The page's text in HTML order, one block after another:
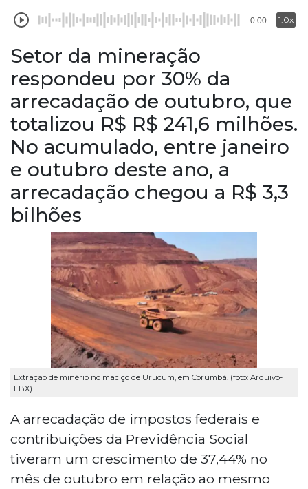
0:00 1.0x
Setor da mineração
respondeu por 30% da
arrecadação de outubro, que
totalizou R$ R$ 241,6 milhões.
No acumulado, entre janeiro
e outubro deste ano, a
arrecadação chegou a R$ 3,3
bilhões
Extração de minério no maciço de Urucum, em Corumbá. (foto: Arquivo-
EBX)
A arrecadação de impostos federais e
contribuições da Previdência Social
tiveram um crescimento de 37,44% no
mês de outubro em relação ao mesmo